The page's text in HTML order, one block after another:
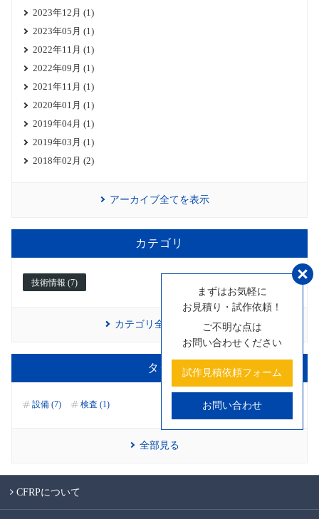
まずはお気軽に
お見積り・試作依頼！
ご不明な点は
お問い合わせください
試作見積依頼フォーム
お問い合わせ
2023年12月 (1)
2023年05月 (1)
2022年11月 (1)
2022年09月 (1)
2021年11月 (1)
2020年01月 (1)
2019年04月 (1)
2019年03月 (1)
2018年02月 (2)
アーカイブ全てを表示
カテゴリ
技術情報 (7)
カテゴリ全てを表示
タグ
設備 (7) 検査 (1)
全部見る
CFRPについて